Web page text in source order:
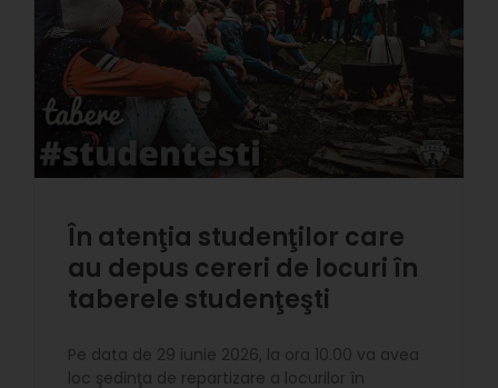
În atenţia studenţilor care
au depus cereri de locuri în
taberele studenţeşti
Pe data de 29 iunie 2026, la ora 10.00 va avea
loc şedinţa de repartizare a locurilor în